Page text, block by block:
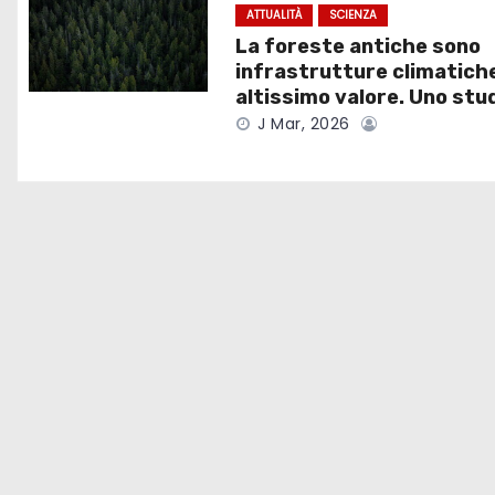
o
n
e
ATTUALITÀ SCIENZA
La foreste antiche sono
infrastrutture
altissimo valore. Uno
J Mar, 2026